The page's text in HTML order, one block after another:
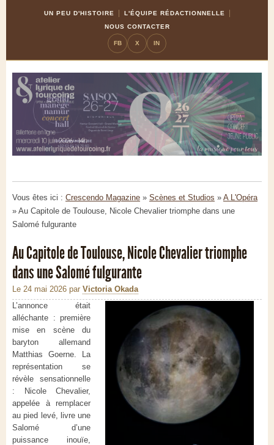
UN PEU D'HISTOIRE
L'ÉQUIPE RÉDACTIONNELLE
NOUS CONTACTER
FB X IN
Vous êtes ici : Crescendo Magazine » Scènes et Studios » A L'Opéra
» Au Capitole de Toulouse, Nicole Chevalier triomphe dans une
Salomé fulgurante
Au Capitole de Toulouse, Nicole Chevalier triomphe
dans une Salomé fulgurante
Le 24 mai 2026 par Victoria Okada
L’annonce était
alléchante : première
mise en scène du
baryton allemand
Matthias Goerne. La
représentation se
révèle sensationnelle
: Nicole Chevalier,
appelée à remplacer
au pied levé, livre une
Salomé d’une
puissance inouïe,